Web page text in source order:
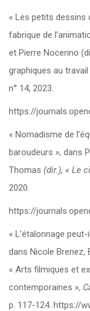
« Les petits dessins
fabrique de
et Pierre Nocerino
graphiques au travail
n° 14, 2023.
https://
« Nomadisme de
baroudeurs », dans
Thomas (dir.), « Le
2020.
https://
« L’étalonnage
dans Nicole Brenez,
« Arts filmiques et
contemporaines »,
p. 117-124. https://